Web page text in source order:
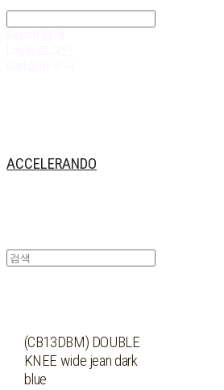
ACCELERANDO
(CB13DBM) DOUBLE
KNEE wide jean dark
blue